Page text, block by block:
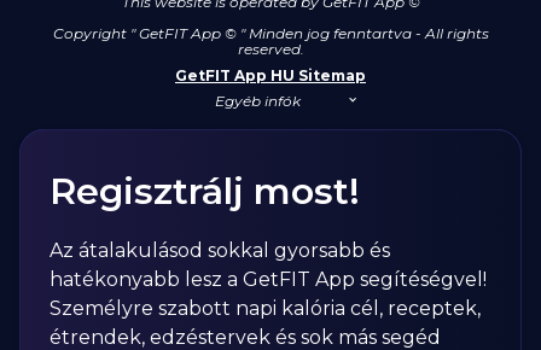
Copyright " GetFIT App © " Minden jog fenntartva - All rights
reserved.
GetFIT App HU Sitemap
Egyéb infók
Regisztrálj most!
Az átalakulásod sokkal gyorsabb és
hatékonyabb lesz a GetFIT App segítéségvel!
Személyre szabott napi kalória cél, receptek,
étrendek, edzéstervek és sok más segéd